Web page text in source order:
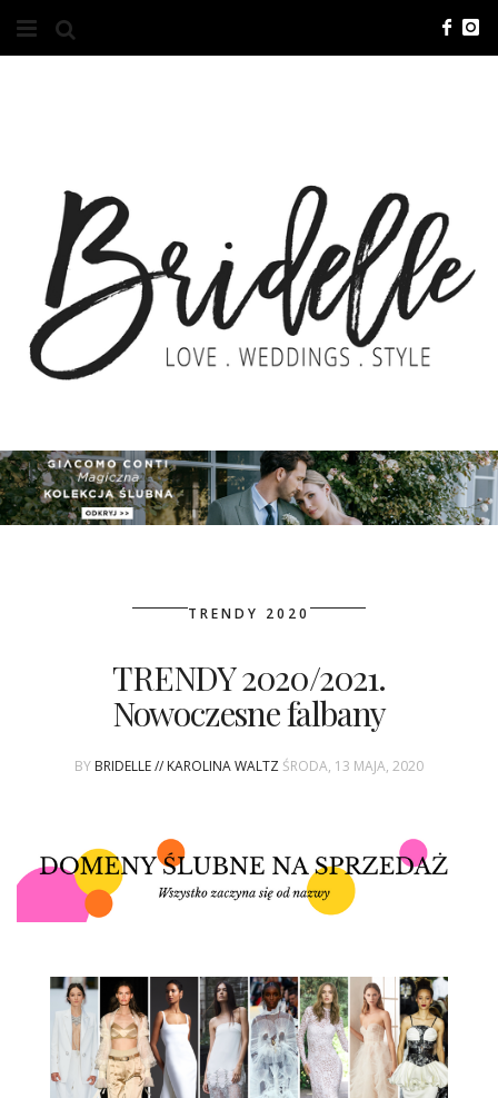
O NAS
KONTAKT
REKLAMA
ADVERTISING
ZGŁOSZENIA
WASZE ŚLUBY
{HOT SEXY BEST}
ŚLUBNE STYLE
MAGAZYNY
TRENDY 2020
TRENDY 2020/2021.
Nowoczesne falbany
BY BRIDELLE // KAROLINA WALTZ ŚRODA, 13 MAJA, 2020